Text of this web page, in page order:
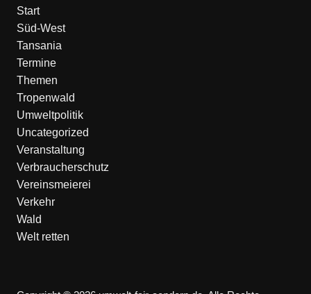
Start
Süd-West
Tansania
Termine
Themen
Tropenwald
Umweltpolitik
Uncategorized
Veranstaltung
Verbraucherschutz
Vereinsmeierei
Verkehr
Wald
Welt retten